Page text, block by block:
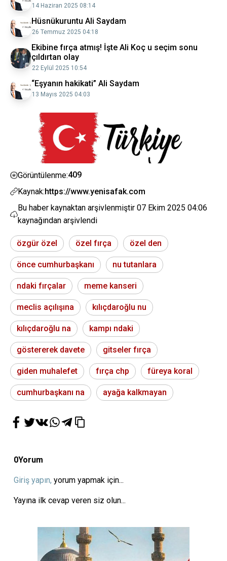
14 Haziran 2025 08:14
Hüsnükuruntu Ali Saydam
26 Temmuz 2025 04:18
Ekibine fırça atmış! İşte Ali Koç u seçim sonu
çıldırtan olay
22 Eylül 2025 10:54
“Eşyanın hakikati” Ali Saydam
13 Mayıs 2025 04:03
Görüntülenme:409
Kaynak:https://www.yenisafak.com
Bu haber kaynaktan arşivlenmiştir 07 Ekim 2025 04:06
kaynağından arşivlendi
özgür özel özel fırça özel den
önce cumhurbaşkanı nu tutanlara
ndaki fırçalar meme kanseri
meclis açılışına kılıçdaroğlu nu
kılıçdaroğlu na kampı ndaki
göstererek davete gitseler fırça
giden muhalefet fırça chp füreya koral
cumhurbaşkanı na ayağa kalkmayan
0Yorum
Giriş yapın, yorum yapmak için...
Yayına ilk cevap veren siz olun...